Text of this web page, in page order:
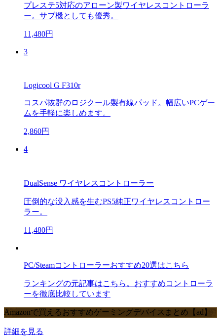
プレステ5対応のアローン製ワイヤレスコントローラ
ー。サブ機としても優秀。
11,480円
3
Logicool G F310r
コスパ抜群のロジクール製有線パッド。幅広いPCゲー
ムを手軽に楽しめます。
2,860円
4
DualSense ワイヤレスコントローラー
圧倒的な没入感を生むPS5純正ワイヤレスコントロー
ラー。
11,480円
PC/Steamコントローラーおすすめ20選はこちら
ランキングの元記事はこちら。おすすめコントローラ
ーを徹底比較しています
Amazonで買えるおすすめゲーミングデバイスまとめ【ad】
詳細を見る